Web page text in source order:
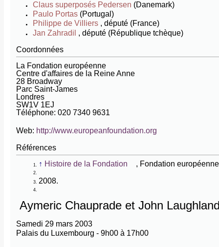
Claus superposés Pedersen (Danemark)
Paulo Portas(Portugal)
Philippe de Villiers, député (France)
Jan Zahradil , député (République tchèque)
Coordonnées
La Fondation européenne
Centre d'affaires de la Reine Anne
28 Broadway
Parc Saint-James
Londres
SW1V 1EJ
Téléphone: 020 7340 9631
Web: http://www.europeanfoundation.org
Références
↑ Histoire de la Fondation , Fondation
2008.
Aymeric Chauprade et John
Samedi 29 mars 2003
Palais du Luxembourg - 9h00 à 17h00